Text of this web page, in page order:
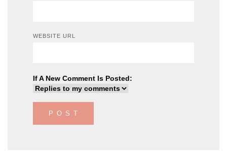
WEBSITE URL
If A New Comment Is Posted: